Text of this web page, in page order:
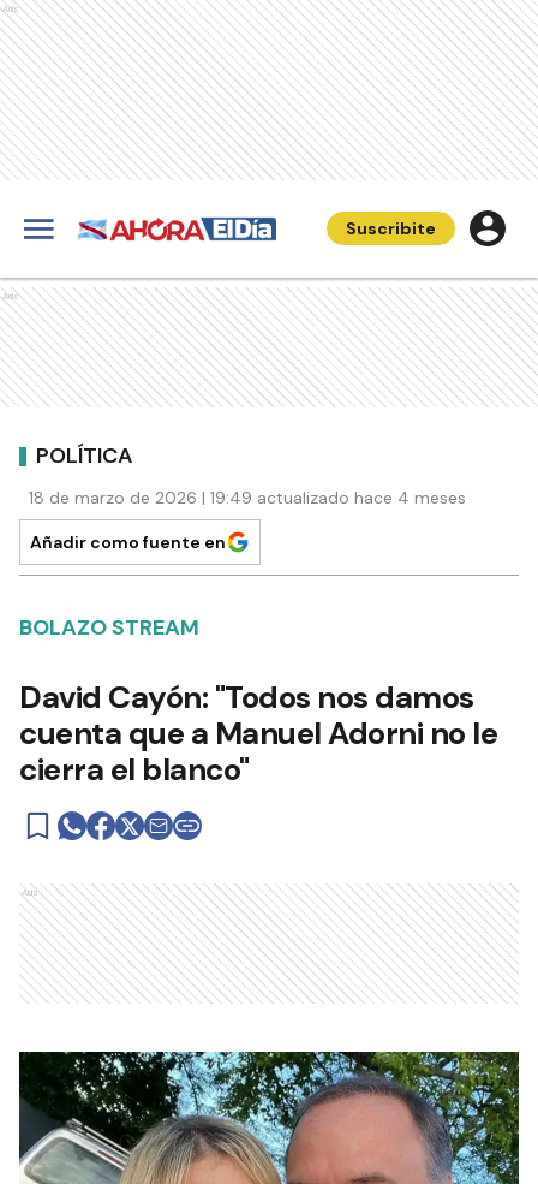
Ads
Suscribite
Ads
POLÍTICA
18 de marzo de 2026 | 19:49 actualizado hace 4 meses
Añadir como fuente en
BOLAZO STREAM
David Cayón: "Todos nos damos
cuenta que a Manuel Adorni no le
cierra el blanco"
Ads